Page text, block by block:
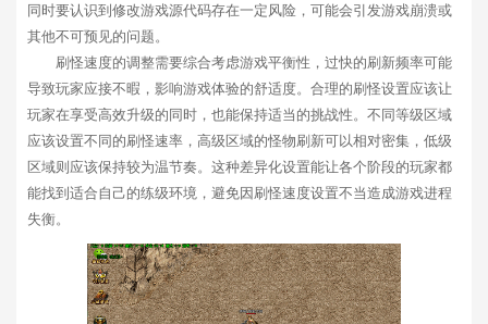
同时要认识到修改游戏源代码存在一定风险，可能会引发游戏崩溃或
其他不可预见的问题。
刷怪速度的调整需要综合考虑游戏平衡性，过快的刷新频率可能
导致玩家应接不暇，影响游戏体验的舒适度。合理的刷怪设置应该让
玩家在享受高效升级的同时，也能保持适当的挑战性。不同等级区域
应该设置不同的刷怪速率，高级区域的怪物刷新可以相对密集，低级
区域则应该保持较为温节奏。这种差异化设置能让各个阶段的玩家都
能找到适合自己的练级环境，避免因刷怪速度设置不当造成游戏进程
失衡。